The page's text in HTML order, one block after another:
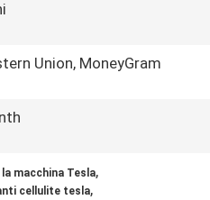
Union, MoneyGram
macchina Tesla,
cellulite tesla,